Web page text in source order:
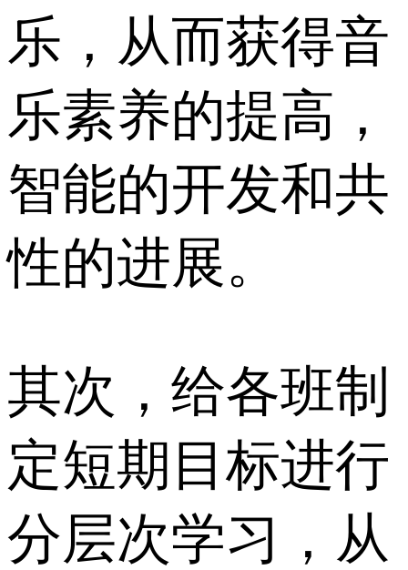
乐，从而获得音
乐素养的提高，
智能的开发和共
性的进展。
其次，给各班制
定短期目标进行
分层次学习，从